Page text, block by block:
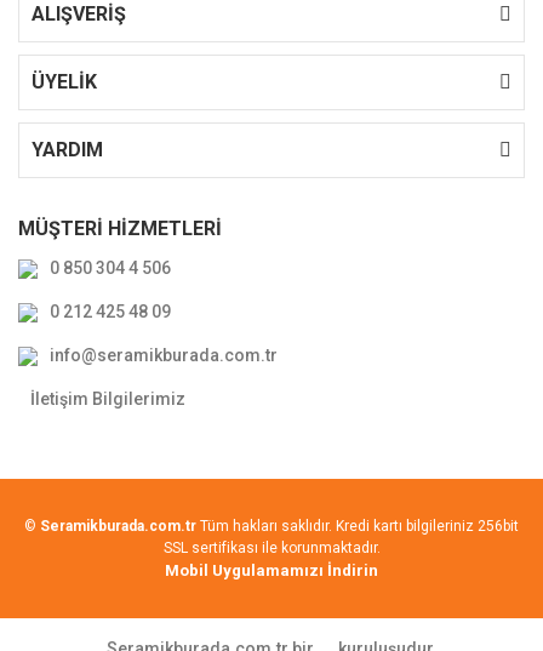
ALIŞVERİŞ
ÜYELİK
YARDIM
MÜŞTERİ HİZMETLERİ
0 850 304 4 506
0 212 425 48 09
info@seramikburada.com.tr
İletişim Bilgilerimiz
© Seramikburada.com.tr Tüm hakları saklıdır. Kredi kartı bilgileriniz 256bit
SSL sertifikası ile korunmaktadır.
Mobil Uygulamamızı İndirin